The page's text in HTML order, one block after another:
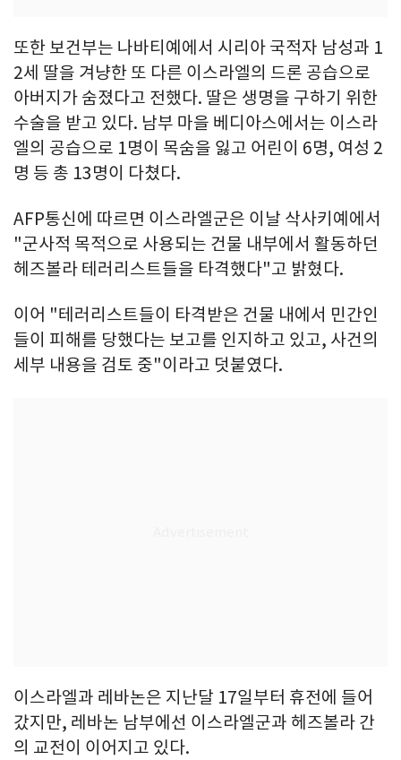
또한 보건부는 나바티예에서 시리아 국적자 남성과 1
2세 딸을 겨냥한 또 다른 이스라엘의 드론 공습으로
아버지가 숨졌다고 전했다. 딸은 생명을 구하기 위한
수술을 받고 있다. 남부 마을 베디아스에서는 이스라
엘의 공습으로 1명이 목숨을 잃고 어린이 6명, 여성 2
명 등 총 13명이 다쳤다.
AFP통신에 따르면 이스라엘군은 이날 삭사키예에서
"군사적 목적으로 사용되는 건물 내부에서 활동하던
헤즈볼라 테러리스트들을 타격했다"고 밝혔다.
이어 "테러리스트들이 타격받은 건물 내에서 민간인
들이 피해를 당했다는 보고를 인지하고 있고, 사건의
세부 내용을 검토 중"이라고 덧붙였다.
이스라엘과 레바논은 지난달 17일부터 휴전에 들어
갔지만, 레바논 남부에선 이스라엘군과 헤즈볼라 간
의 교전이 이어지고 있다.